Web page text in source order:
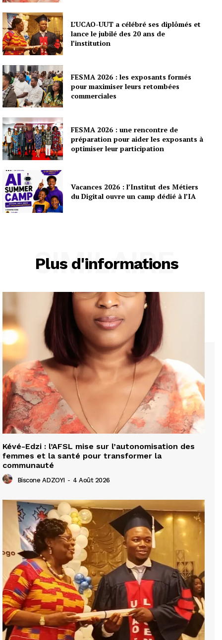
L’UCAO-UUT a célébré ses diplômés et
lance le jubilé des 20 ans de
l’institution
FESMA 2026 : les exposants formés
pour maximiser leurs retombées
commerciales
FESMA 2026 : une rencontre de
préparation pour aider les exposants à
optimiser leur participation
Vacances 2026 : l’Institut des Métiers
du Digital ouvre un camp dédié à l’IA
Plus d'informations
SIMILAIRE
Kévé-Edzi : l’AFSL mise sur l’autonomisation des
femmes et la santé pour transformer la
communauté
Biscone ADZOYI - 4 Août 2026